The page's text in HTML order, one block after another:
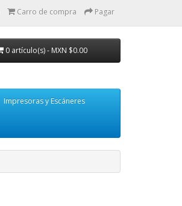
Carro de compra Pagar
0 artículo(s) - MXN $0.00
Impresoras y Escáneres